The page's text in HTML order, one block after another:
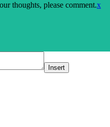
thoughts, please comment.x
Insert